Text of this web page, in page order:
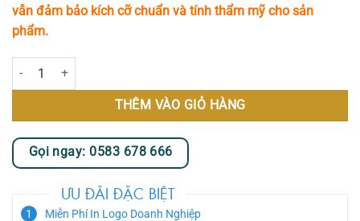
vẫn đảm bảo kích cỡ chuẩn và tính thẩm mỹ cho sản
phẩm.
Kệ Hoa Chia Buồn - Biệt Ly II số lượng
THÊM VÀO GIỎ HÀNG
Gọi ngay: 0583 678 666
ƯU ĐÃI ĐẶC BIỆT
Miễn Phí In Logo Doanh Nghiệp